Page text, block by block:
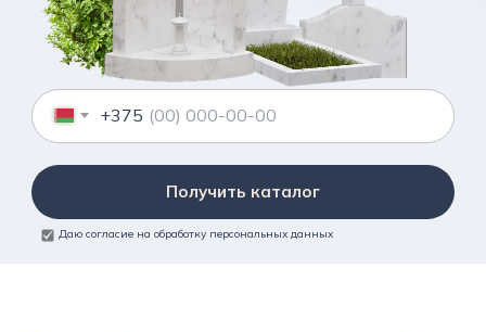
+375
Получить каталог
Даю согласие на обработку персональных данных